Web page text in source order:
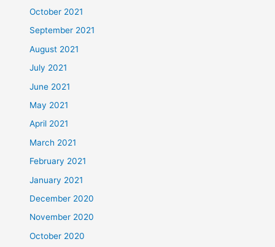
October 2021
September 2021
August 2021
July 2021
June 2021
May 2021
April 2021
March 2021
February 2021
January 2021
December 2020
November 2020
October 2020